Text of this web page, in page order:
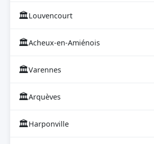
🏛Louvencourt
🏛Acheux-en-Amiénois
🏛Varennes
🏛Arquèves
🏛Harponville